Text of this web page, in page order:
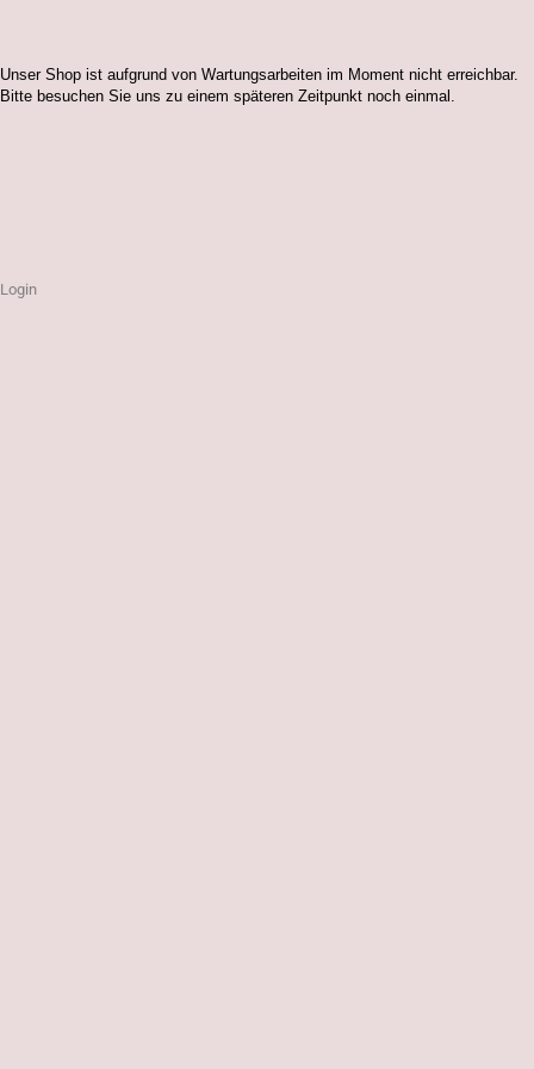
Unser Shop ist aufgrund von Wartungsarbeiten im Moment nicht erreichbar.
Bitte besuchen Sie uns zu einem späteren Zeitpunkt noch einmal.
Login